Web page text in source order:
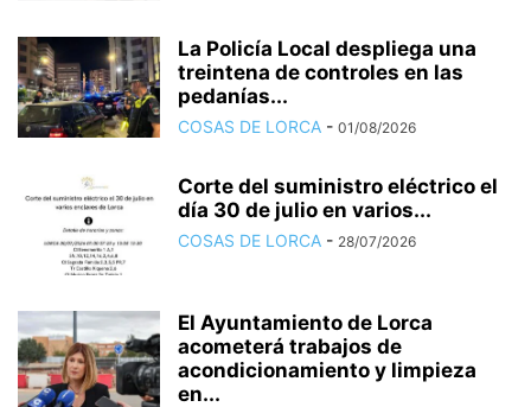
La Policía Local despliega una
treintena de controles en las
pedanías...
COSAS DE LORCA - 01/08/2026
Corte del suministro eléctrico el
día 30 de julio en varios...
COSAS DE LORCA - 28/07/2026
El Ayuntamiento de Lorca
acometerá trabajos de
acondicionamiento y limpieza
en...